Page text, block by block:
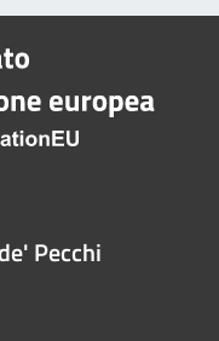
Pecchi